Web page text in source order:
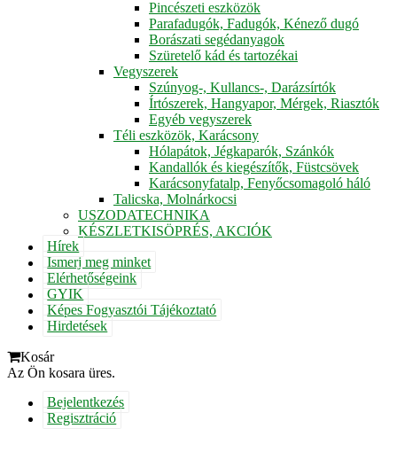
Pincészeti eszközök
Parafadugók, Fadugók, Kénező dugó
Borászati segédanyagok
Szüretelő kád és tartozékai
Vegyszerek
Szúnyog-, Kullancs-, Darázsírtók
Írtószerek, Hangyapor, Mérgek, Riasztók
Egyéb vegyszerek
Téli eszközök, Karácsony
Hólapátok, Jégkaparók, Szánkók
Kandallók és kiegészítők, Füstcsövek
Karácsonyfatalp, Fenyőcsomagoló háló
Talicska, Molnárkocsi
USZODATECHNIKA
KÉSZLETKISÖPRÉS, AKCIÓK
Hírek
Ismerj meg minket
Elérhetőségeink
GYIK
Képes Fogyasztói Tájékoztató
Hirdetések
Kosár
Az Ön kosara üres.
Bejelentkezés
Regisztráció